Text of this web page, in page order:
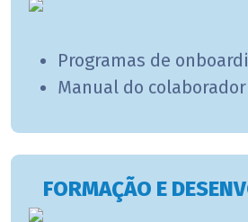
Programas de
Manual do colaborador
FORMAÇÃO E